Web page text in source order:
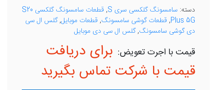
دسته: سامسونگ گلکسی سری S ,
قطعات سامسونگ گلکسی S20
Plus 5G
, قطعات گوشی سامسونگ, قطعات موبایل,گلس ال سی
دی گوشی سامسونگ,گلس ال سی دی موبایل
برای دریافت
قیمت با شرکت تماس بگیرید